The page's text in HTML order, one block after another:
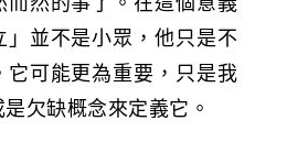
」並不是小眾，他只是不
它可能更為重要，只是我
欠缺概念來定義它。